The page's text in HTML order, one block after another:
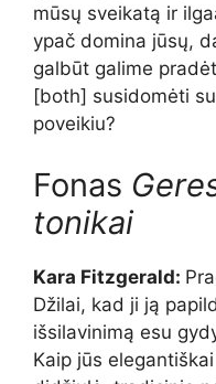
mūsų sveikatą ir
ypač domina jūsų,
galbūt galime
[both] susidomėti
poveikiu?
Fonas
tonikai
Kara Fitzgerald:
Džilai, kad ji ją
išsilavinimą esu
Kaip jūs